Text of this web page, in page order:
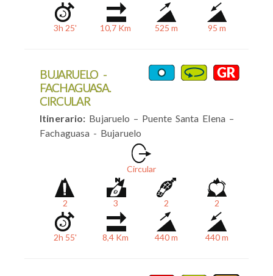
3h 25' 10,7 Km 525 m 95 m
BUJARUELO -
FACHAGUASA.
CIRCULAR
Itinerario: Bujaruelo – Puente Santa Elena –
Fachaguasa - Bujaruelo
Circular
2 3 2 2
2h 55' 8,4 Km 440 m 440 m